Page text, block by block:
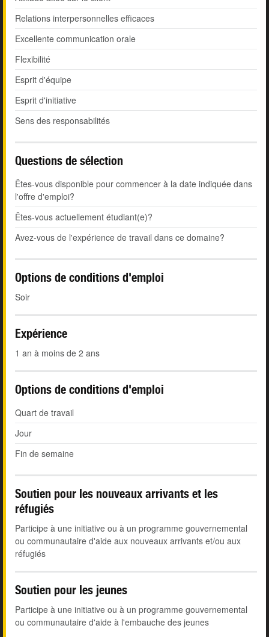
Relations interpersonnelles efficaces
Excellente communication orale
Flexibilité
Esprit d'équipe
Esprit d'initiative
Sens des responsabilités
Questions de sélection
Êtes-vous disponible pour commencer à la date indiquée dans
l'offre d'emploi?
Êtes-vous actuellement étudiant(e)?
Avez-vous de l'expérience de travail dans ce domaine?
Options de conditions d'emploi
Soir
Expérience
1 an à moins de 2 ans
Options de conditions d'emploi
Quart de travail
Jour
Fin de semaine
Soutien pour les nouveaux arrivants et les
réfugiés
Participe à une initiative ou à un programme gouvernemental
ou communautaire d'aide aux nouveaux arrivants et/ou aux
réfugiés
Soutien pour les jeunes
Participe à une initiative ou à un programme gouvernemental
ou communautaire d'aide à l'embauche des jeunes